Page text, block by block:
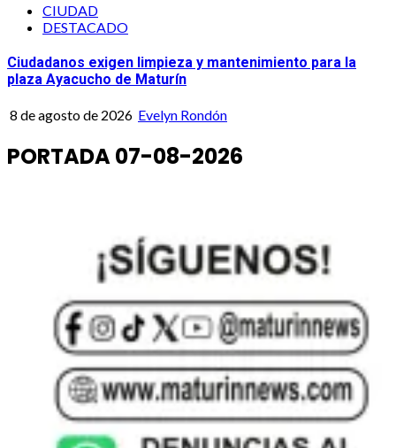
CIUDAD
DESTACADO
Ciudadanos exigen limpieza y mantenimiento para la
plaza Ayacucho de Maturín
8 de agosto de 2026 Evelyn Rondón
PORTADA 07-08-2026